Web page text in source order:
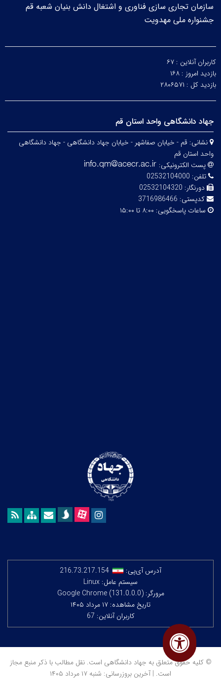
سازمان تجاری سازی فناوری و اشتغال دانش بنیان شعبه قم
جشنواره ملی مهدویت
کاربران آنلاین : ۶۷
بازدید امروز : ۱۶۸
بازدید کل : ۲۸۰۶۵۷۱
جهاد دانشگاهی واحد استان قم
نشانی: قم - خیابان صفاشهر - خیابان جهاد دانشگاهی - جهاد دانشگاهی
واحد استان قم
پست الکترونیکی:
تلفن: 02532104000
دورنگار: 02532104320
کدپستی: 3716986466
ساعات پاسخگویی: ۸:۰۰ تا ۱۵:۰۰
آدرس آی‌پی:
216.73.217.154
سیستم عامل: Linux
مرورگر: Google Chrome (131.0.0.0)
تاریخ مشاهده: ۱۷ مرداد ۱۴۰۵
کاربران آنلاین: 67
© کلیه حقوق متعلق به جهاد دانشگاهی است. نقل مطالب با ذکر منبع مجاز
است. | آخرین بروزرسانی: شنبه ۱۷ مرداد ۱۴۰۵